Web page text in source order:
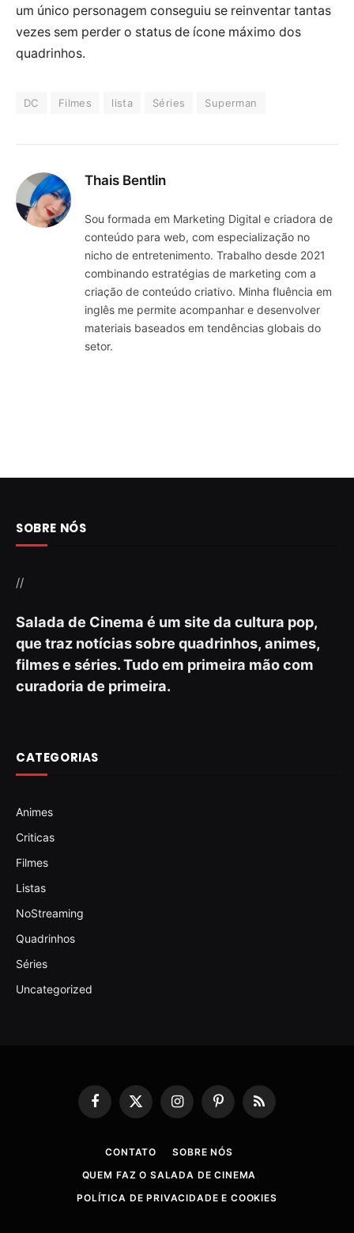
um único personagem conseguiu se reinventar tantas
vezes sem perder o status de ícone máximo dos
quadrinhos.
DC Filmes lista Séries Superman
Thais Bentlin
Sou formada em Marketing Digital e criadora de
conteúdo para web, com especialização no
nicho de entretenimento. Trabalho desde 2021
combinando estratégias de marketing com a
criação de conteúdo criativo. Minha fluência em
inglês me permite acompanhar e desenvolver
materiais baseados em tendências globais do
setor.
SOBRE NÓS
//
Salada de Cinema é um site da cultura pop,
que traz notícias sobre quadrinhos, animes,
filmes e séries. Tudo em primeira mão com
curadoria de primeira.
CATEGORIAS
Animes
Criticas
Filmes
Listas
NoStreaming
Quadrinhos
Séries
Uncategorized
Facebook
X
InstagramPinterestRSS
CONTATO
SOBRE NÓS
QUEM FAZ O SALADA DE CINEMA
POLÍTICA DE PRIVACIDADE E COOKIES